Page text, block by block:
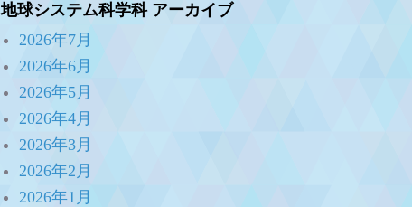
地球システム科学科 アーカイブ
2026年7月
2026年6月
2026年5月
2026年4月
2026年3月
2026年2月
2026年1月